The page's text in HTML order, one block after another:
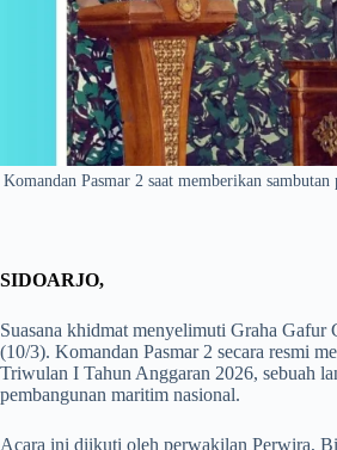
Komandan Pasmar 2 saat memberikan
SIDOARJO,
Suasana khidmat menyelimuti Graha
(10/3). Komandan Pasmar 2 secara resmi
Triwulan I Tahun Anggaran 2026, sebuah
pembangunan maritim nasional.
Acara ini diikuti oleh perwakilan Perwira,